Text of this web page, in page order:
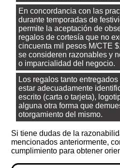
En concordancia con las
durante temporadas de
permite la aceptación de
regalos de cortesía que no
cincuenta mil pesos M/CTE
se consideren razonables y
o imparcialidad del negocio.
Los regalos tanto
estar adecuadamente
escrito (carta o tarjeta),
alguna otra forma que
otorgamiento del mismo.
Si tiene dudas de la
mencionados anteriormente,
cumplimiento para obtener